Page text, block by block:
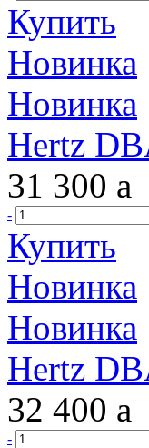
Купить
Новинка
Новинка
Hertz
31 300 a
-
Купить
Новинка
Новинка
Hertz
32 400 a
-